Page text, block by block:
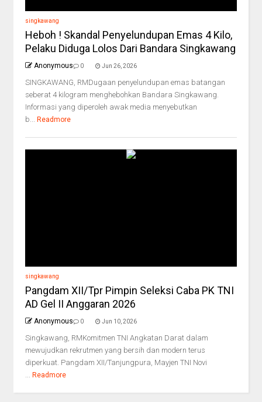
singkawang
Heboh ! Skandal Penyelundupan Emas 4 Kilo,
Pelaku Diduga Lolos Dari Bandara Singkawang
Anonymous 0 Jun 26, 2026
SINGKAWANG, RMDugaan penyelundupan emas batangan
seberat 4 kilogram menghebohkan Bandara Singkawang.
Informasi yang diperoleh awak media menyebutkan
b... Readmore
singkawang
Pangdam XII/Tpr Pimpin Seleksi Caba PK TNI
AD Gel II Anggaran 2026
Anonymous 0 Jun 10, 2026
Singkawang, RMKomitmen TNI Angkatan Darat dalam
mewujudkan rekrutmen yang bersih dan modern terus
diperkuat. Pangdam XII/Tanjungpura, Mayjen TNI Novi
... Readmore